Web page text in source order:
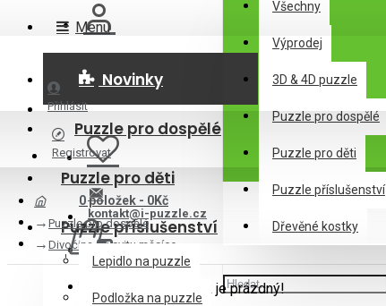
kontakt@i-puzzle.cz
Všechny
Výprodej
3D & 4D puzzle
Puzzle pro dospělé
Puzzle pro děti
Puzzle příslušenství
Dřevěné kostky
0 položek - 0Kč
Váš nákupní košík je prázdný!
Menu
Novinky
Puzzle pro dospělé
Puzzle pro děti
Puzzle příslušenství
Lepidlo na puzzle
Podložka na puzzle
Přihlásit
Registrovat
Puzzle pro dospělé
Divočina při svitu měsíce